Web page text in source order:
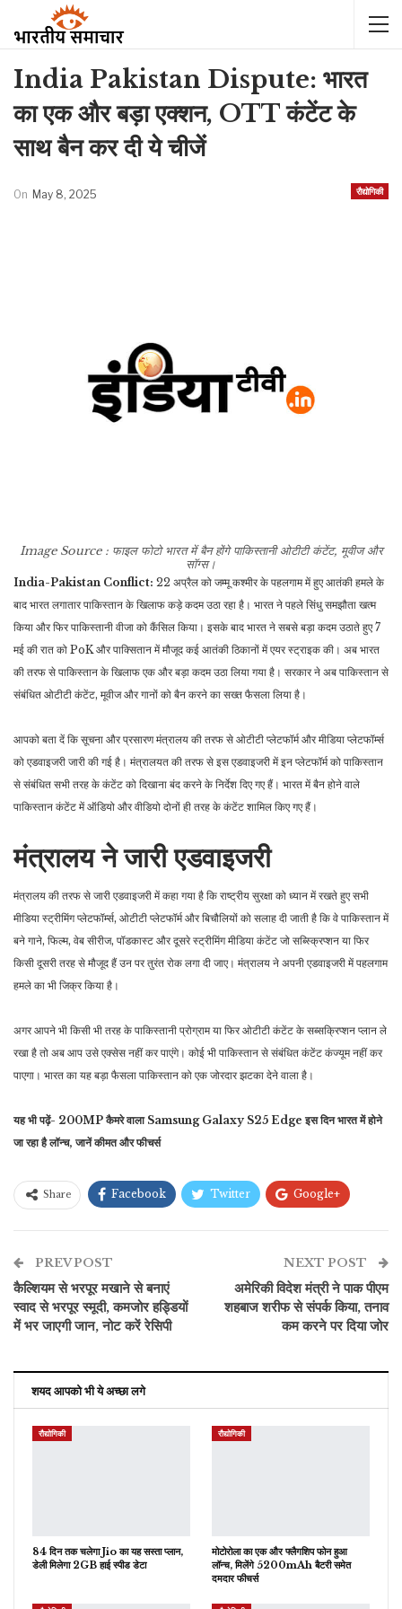
India Pakistan Dispute: भारत
का एक और बड़ा एक्शन, OTT कंटेंट के
साथ बैन कर दी ये चीजें
रौद्योगिकी
On May 8, 2025
Image Source : फाइल फोटोभारत में बैन होंगे पाकिस्तानी ओटीटी कंटेंट, मूवीज और
सॉग्स।
India-Pakistan Conflict: 22 अप्रैल को जम्मू कश्मीर के पहलगाम में हुए आतंकी हमले के
बाद भारत लगातार पाकिस्तान के खिलाफ कड़े कदम उठा रहा है। भारत ने पहले सिंधु समझौता खत्म
किया और फिर पाकिस्तानी वीजा को कैंसिल किया। इसके बाद भारत ने सबसे बड़ा कदम उठाते हुए 7
मई की रात को PoK और पाक्सितान में मौजूद कई आतंकी ठिकानों में एयर स्ट्राइक की। अब भारत
की तरफ से पाकिस्तान के खिलाफ एक और बड़ा कदम उठा लिया गया है। सरकार ने अब पाकिस्तान से
संबंधित ओटीटी कंटेंट, मूवीज और गानों को बैन करने का सख्त फैसला लिया है।
आपको बता दें कि सूचना और प्रसारण मंत्रालय की तरफ से ओटीटी प्लेटफॉर्म और मीडिया प्लेटफॉर्म्स
को एडवाइजरी जारी की गई है। मंत्रालयत की तरफ से इस एडवाइजरी में इन प्लेटफॉर्म को पाकिस्तान
से संबंधित सभी तरह के कंटेंट को दिखाना बंद करने के निर्देश दिए गए हैं। भारत में बैन होने वाले
पाकिस्तान कंटेंट में ऑडियो और वीडियो दोनों ही तरह के कंटेंट शामिल किए गए हैं।
मंत्रालय ने जारी एडवाइजरी
मंत्रालय की तरफ से जारी एडवाइजरी में कहा गया है कि राष्ट्रीय सुरक्षा को ध्यान में रखते हुए सभी
मीडिया स्ट्रीमिंग प्लेटफॉर्म्स, ओटीटी प्लेटफॉर्म और बिचौलियों को सलाह दी जाती है कि वे पाकिस्तान में
बने गाने, फिल्म, वेब सीरीज, पॉडकास्ट और दूसरे स्ट्रीमिंग मीडिया कंटेंट जो सब्स्क्रिप्शन या फिर
किसी दूसरी तरह से मौजूद हैं उन पर तुरंत रोक लगा दी जाए। मंत्रालय ने अपनी एडवाइजरी में पहलगाम
हमले का भी जिक्र किया है।
अगर आपने भी किसी भी तरह के पाकिस्तानी प्रोग्राम या फिर ओटीटी कंटेंट के सब्सक्रिप्शन प्लान ले
रखा है तो अब आप उसे एक्सेस नहीं कर पाएंगे। कोई भी पाकिस्तान से संबंधित कंटेंट कंज्यूम नहीं कर
पाएगा। भारत का यह बड़ा फैसला पाकिस्तान को एक जोरदार झटका देने वाला है।
यह भी पढ़ें- 200MP कैमरे वाला Samsung Galaxy S25 Edge इस दिन भारत में होने
जा रहा है लॉन्च, जानें कीमत और फीचर्स
Share Facebook Twitter Google+
ईमेल
PREV POST
कैल्शियम से भरपूर मखाने से बनाएं
स्वाद से भरपूर स्मूदी, कमजोर हड्डियों
में भर जाएगी जान, नोट करें रेसिपी
NEXT POST
अमेरिकी विदेश मंत्री ने पाक पीएम
शहबाज शरीफ से संपर्क किया, तनाव
कम करने पर दिया जोर
शयद आपको भी ये अच्छा लगे
रौद्योगिकी
84 दिन तक चलेगा Jio का यह सस्ता प्लान,
डेली मिलेगा 2GB हाई स्पीड डेटा
रौद्योगिकी
मोटोरोला का एक और फ्लैगशिप फोन हुआ
लॉन्च, मिलेंगे 5200mAh बैटरी समेत
दमदार फीचर्स